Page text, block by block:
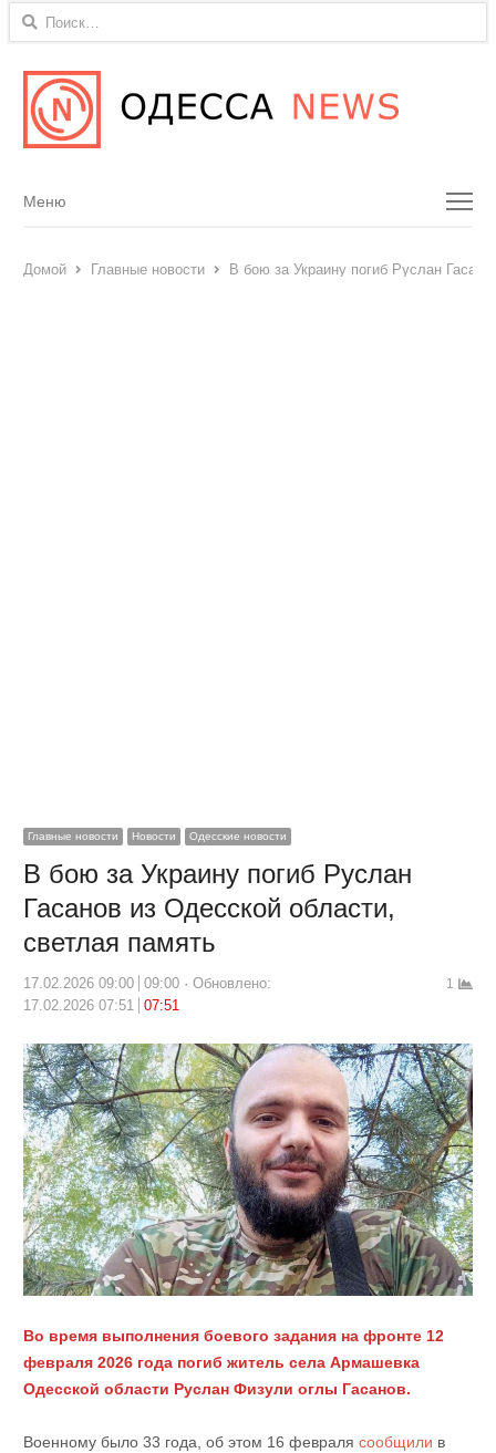
Найти:
Menu
Меню
Домой Главные новости В бою за Украину погиб Руслан
Главные новости Новости Одесские новости
В бою за Украину погиб Руслан
Гасанов из Одесской области,
светлая память
17.02.2026 09:00 09:00
Обновлено:
17.02.2026 07:51
07:51
1
Во время выполнения боевого задания на фронте 12
февраля 2026 года погиб житель села Армашевка
Одесской области Руслан Физули оглы Гасанов.
Военному было 33 года, об этом 16 февраля сообщили в